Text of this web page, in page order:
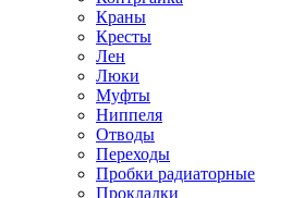
Краны
Кресты
Лен
Люки
Муфты
Ниппеля
Отводы
Переходы
Пробки радиаторные
Прокладки